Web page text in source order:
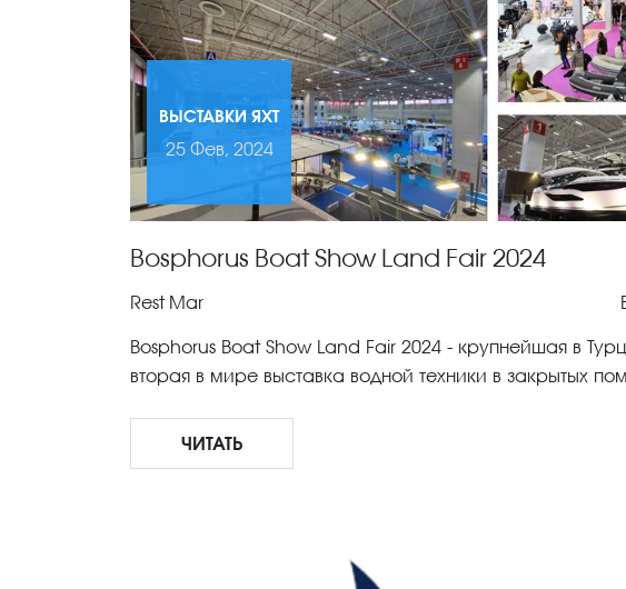
ВЫСТАВКИ ЯХТ
25 Фев, 2024
Bosphorus Boat Show Land Fair 2024
Rest Mar
Bosphorus Boat Show Land Fair 2024 - крупнейшая в
вторая в мире выставка водной техники в закрытых
ЧИТАТЬ